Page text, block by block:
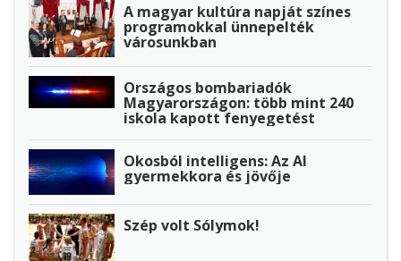
A magyar kultúra napját színes
programokkal ünnepelték
városunkban
Országos bombariadók
Magyarországon: több mint 240
iskola kapott fenyegetést
Okosból intelligens: Az AI
gyermekkora és jövője
Szép volt Sólymok!